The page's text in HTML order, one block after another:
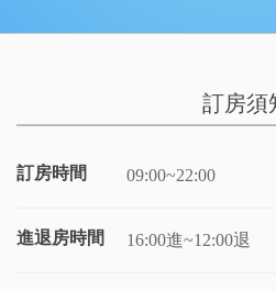
訂房須
訂房時間 09:00~22:00
進退房時間 16:00進~12:00退